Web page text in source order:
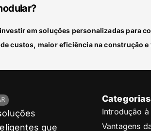
em soluções personalizadas para
custos, maior eficiência na construção
que
Categorias
Introdução
Vantagens